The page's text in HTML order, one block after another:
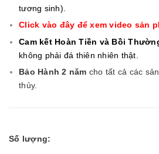
tương sinh).
Click vào đây để xem video sản
Cam kết Hoàn Tiền và Bồi
không phải đá thiên nhiên thật.
Bảo Hành 2 năm cho tất cả các
thủy.
Số lượng: